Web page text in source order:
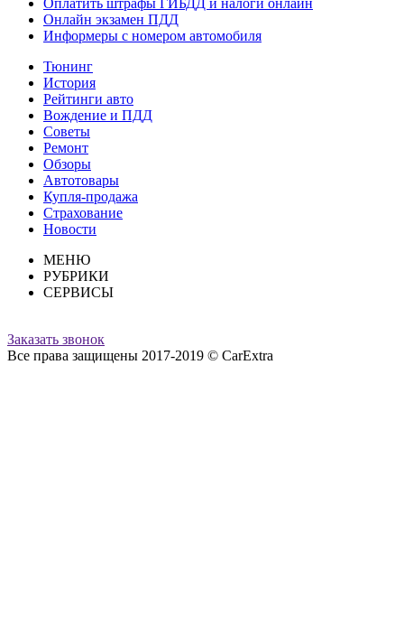
Оплатить штрафы ГИБДД и налоги онлайн
Онлайн экзамен ПДД
Информеры с номером автомобиля
Тюнинг
История
Рейтинги авто
Вождение и ПДД
Советы
Ремонт
Обзоры
Автотовары
Купля-продажа
Страхование
Новости
МЕНЮ
РУБРИКИ
СЕРВИСЫ
Заказать звонок
Все права защищены 2017-2019 © CarExtra